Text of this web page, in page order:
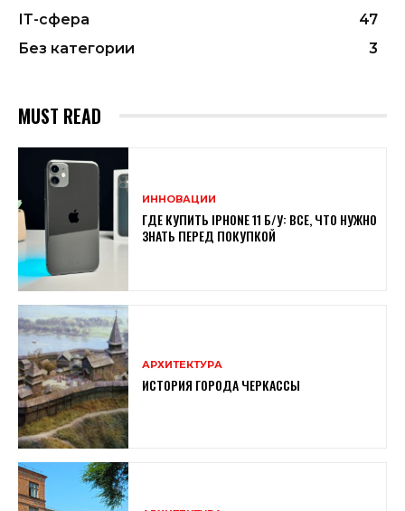
ІТ-сфера
47
Без категории
3
MUST READ
ИННОВАЦИИ
ГДЕ КУПИТЬ IPHONE 11 Б/У: ВСЕ, ЧТО НУЖНО
ЗНАТЬ ПЕРЕД ПОКУПКОЙ
АРХИТЕКТУРА
ИСТОРИЯ ГОРОДА ЧЕРКАССЫ